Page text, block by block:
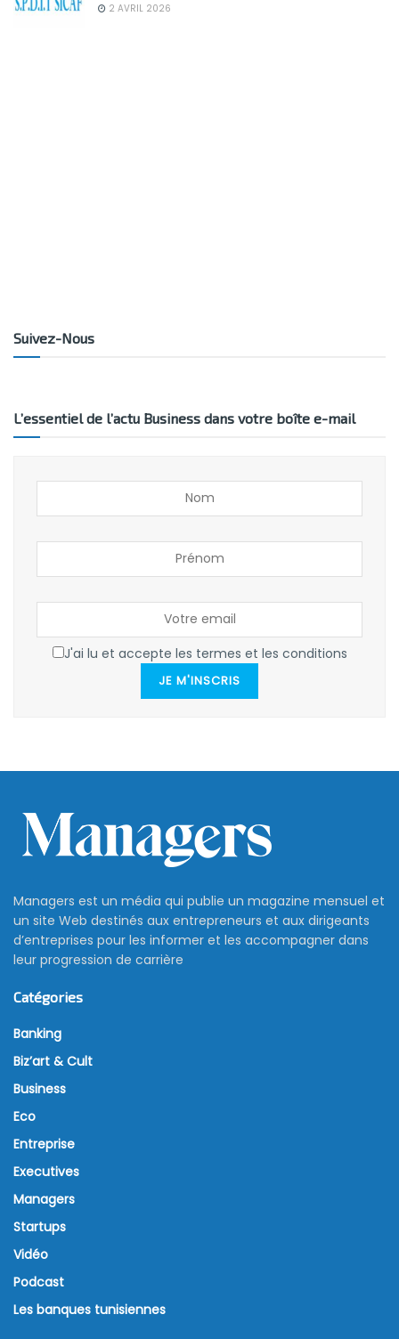
2 AVRIL 2026
Suivez-Nous
L’essentiel de l’actu Business dans votre boîte e-mail
J'ai lu et accepte les termes et les conditions
JE M'INSCRIS
Managers est un média qui publie un magazine mensuel et
un site Web destinés aux entrepreneurs et aux dirigeants
d’entreprises pour les informer et les accompagner dans
leur progression de carrière
Catégories
Banking
Biz’art & Cult
Business
Eco
Entreprise
Executives
Managers
Startups
Vidéo
Podcast
Les banques tunisiennes